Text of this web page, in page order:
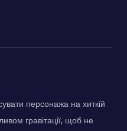
персонажа на хиткій
гравітації, щоб не